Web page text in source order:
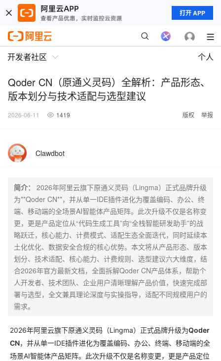
打开 APP
开发者社区 个人
Qoder CN（原通义灵码）全解析：产品形态、
版本划分与技术适配与选型建议
2026-06-11 1419 版权 举报
Clawdbot
简介：
2026年阿里云旗下原通义灵码（Lingma）正式品牌升级
为**Qoder CN**，并从单一IDE插件进化为覆盖编码、办公、终
端、移动端的全场景AI智能体产品矩阵。此次升级不仅是名称变
更，更是产品定位从“代码生成工具”向“全栈智能研发助手”的战
略跃迁，核心能力、计费模式、适配生态全面迭代，同时延续本
土化优化、数据安全合规的核心优势。本文将从产品形态、版本
划分、技术适配、核心能力、计费规则、选型建议六大维度，结
合2026年官方最新文档，全面拆解Qoder CN产品体系，帮助个
人开发者、技术团队、企业用户清晰理解产品价值，快速完成部
署与选型，全文兼具理论深度与实操指导，适配不同规模用户的
需求。
2026年阿里云旗下原通义灵码（Lingma）正式品牌升级为Qoder
CN，并从单一IDE插件进化为覆盖编码、办公、终端、移动端的全
场景AI智能体产品矩阵。此次升级不仅是名称变更，更是产品定位